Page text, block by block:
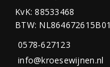
KvK: 88533468
BTW: NL864672615B01
0578-627123
info@kroesewijnen.nl